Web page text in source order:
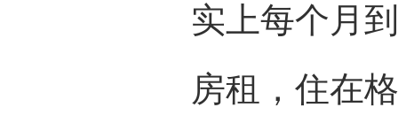
实上每个月
房租，住在